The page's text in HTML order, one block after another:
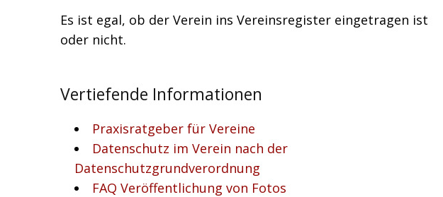
Es ist egal, ob der Verein ins Vereinsregister eingetragen ist
oder nicht.
Vertiefende Informationen
Praxisratgeber für Vereine
Datenschutz im Verein nach der
Datenschutzgrundverordnung
FAQ Veröffentlichung von Fotos